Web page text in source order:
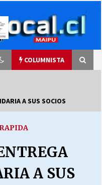
COLUMNISTA
A SUS SOCIOS
A SUS